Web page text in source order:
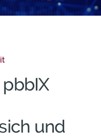
und